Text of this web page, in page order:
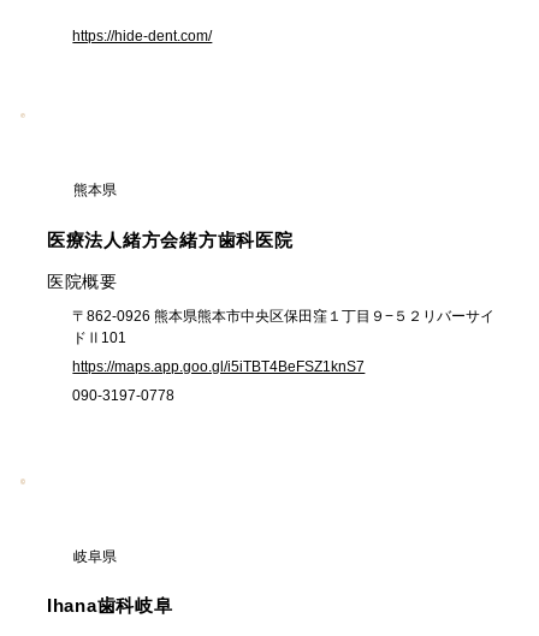
https://hide-dent.com/
熊本県
医療法人緒方会緒方歯科医院
​医院概要
〒862-0926 熊本県熊本市中央区保田窪１丁目９−５２リバーサイ
ドⅡ101
https://maps.app.goo.gl/i5iTBT4BeFSZ1knS7
090-3197-0778
岐阜県
Ihana歯科岐阜